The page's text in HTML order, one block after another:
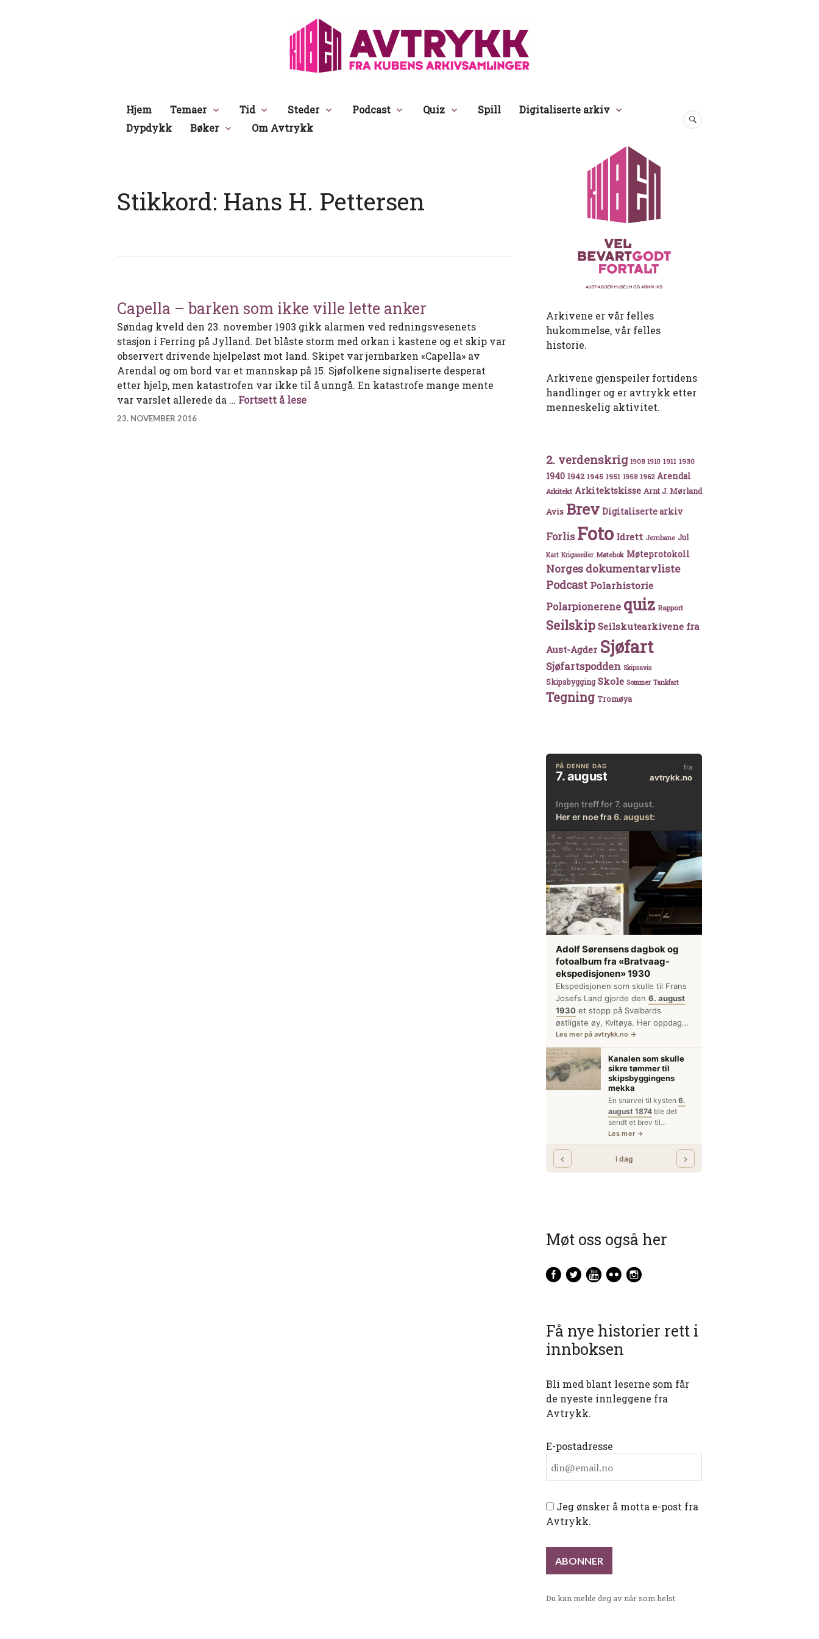
Avtrykk
Hjem Temaer Tid Steder Podcast Quiz Spill
Digitaliserte arkiv
Dypdykk
Bøker Om Avtrykk
SØK
Stikkord: Hans H. Pettersen
Capella – barken som ikke ville lette anker
Søndag kveld den 23. november 1903 gikk alarmen ved redningsvesenets
stasjon i Ferring på Jylland. Det blåste storm med orkan i kastene og et skip var
observert drivende hjelpeløst mot land. Skipet var jernbarken «Capella» av
Arendal og om bord var et mannskap på 15. Sjøfolkene signaliserte desperat
etter hjelp, men katastrofen var ikke til å unngå. En katastrofe mange mente
var varslet allerede da … Fortsett å leseCapella – barken som ikke ville lette anker
23. NOVEMBER 2016
Arkivene er vår felles
hukommelse, vår felles
historie.
Arkivene gjenspeiler fortidens
handlinger og er avtrykk etter
menneskelig aktivitet.
2. verdenskrig 1908 1910 1911 1930
1940 1942 1945 1951 1958 1962 Arendal
Arkitekt Arkitektskisse Arnt J. Mørland
Avis Brev Digitaliserte arkiv
Forlis Foto Idrett Jernbane Jul
Kart Krigsseiler Møtebok Møteprotokoll
Norges dokumentarvliste
Podcast Polarhistorie
Polarpionerene quiz Rapport
Seilskip Seilskutearkivene fra
Aust-Agder Sjøfart
Sjøfartspodden Skipsavis
Skipsbygging Skole Sommer Tankfart
Tegning Tromøya
Møt oss også her
Få nye historier rett i
innboksen
Bli med blant leserne som får
de nyeste innleggene fra
Avtrykk.
E-postadresse
Jeg ønsker å motta e-post fra
Avtrykk.
Du kan melde deg av når som helst.